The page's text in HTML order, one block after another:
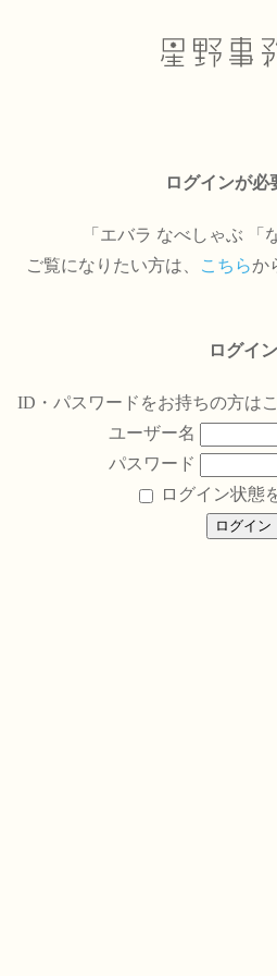
ログインが必
「エバラ なべしゃぶ 「
ご覧になりたい方は、
こちらか
ログイン
ID・パスワードをお持ちの方は
ユーザー名
パスワード
ログイン状態